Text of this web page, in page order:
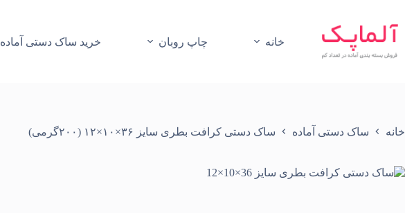
محتوا
خانه چاپ روبان خرید ساک دستی آماده
خانه ساک دستی آماده ساک دستی کرافت بطری سایز ۳۶×۱۰×۱۲ (۲۰۰گرمی)